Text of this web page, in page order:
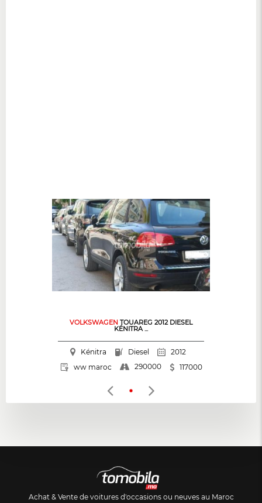
VOLKSWAGEN TOUAREG 2012 DIESEL
KÉNITRA ...
Kénitra Diesel
2012
ww maroc
290000 117000
Achat & Vente de voitures d'occasions ou neuves au Maroc